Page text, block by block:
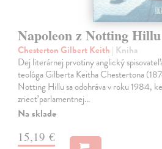
Napoleon z Notting Hillu
Chesterton Gilbert Keith | Kniha
Dej literárnej prvotiny anglický
teológa Gilberta Keitha Chestertona
Notting Hillu sa odohráva v roku 1984,
zriecť parlamentnej…
Na sklade
15,19 €